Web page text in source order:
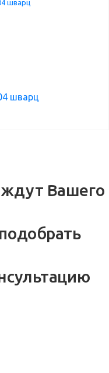
шварц
Вашего